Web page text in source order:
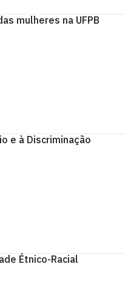
mulheres na UFPB
e à Discriminação
Étnico-Racial